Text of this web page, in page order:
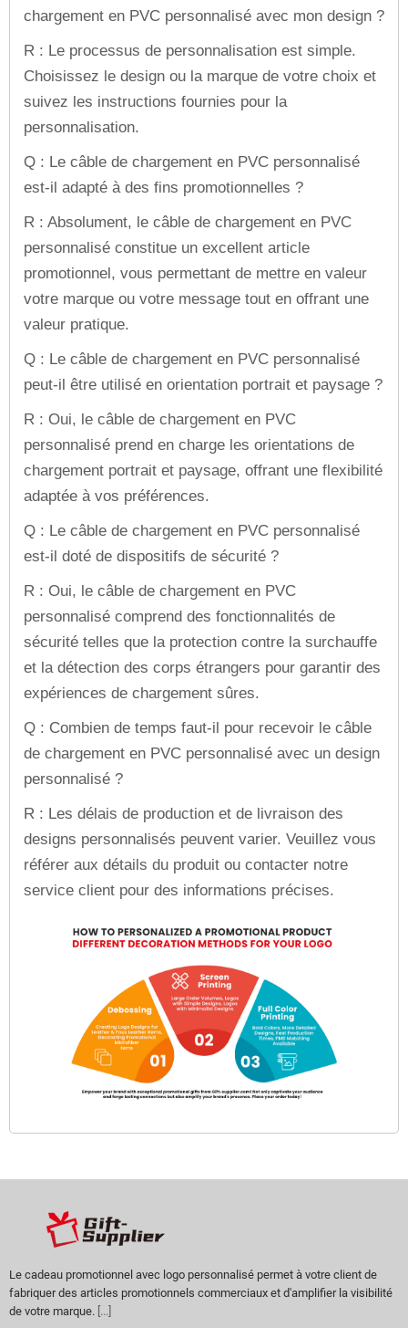
chargement en PVC personnalisé avec mon design ?
R : Le processus de personnalisation est simple.
Choisissez le design ou la marque de votre choix et
suivez les instructions fournies pour la
personnalisation.
Q : Le câble de chargement en PVC personnalisé
est-il adapté à des fins promotionnelles ?
R : Absolument, le câble de chargement en PVC
personnalisé constitue un excellent article
promotionnel, vous permettant de mettre en valeur
votre marque ou votre message tout en offrant une
valeur pratique.
Q : Le câble de chargement en PVC personnalisé
peut-il être utilisé en orientation portrait et paysage ?
R : Oui, le câble de chargement en PVC
personnalisé prend en charge les orientations de
chargement portrait et paysage, offrant une flexibilité
adaptée à vos préférences.
Q : Le câble de chargement en PVC personnalisé
est-il doté de dispositifs de sécurité ?
R : Oui, le câble de chargement en PVC
personnalisé comprend des fonctionnalités de
sécurité telles que la protection contre la surchauffe
et la détection des corps étrangers pour garantir des
expériences de chargement sûres.
Q : Combien de temps faut-il pour recevoir le câble
de chargement en PVC personnalisé avec un design
personnalisé ?
R : Les délais de production et de livraison des
designs personnalisés peuvent varier. Veuillez vous
référer aux détails du produit ou contacter notre
service client pour des informations précises.
Le cadeau promotionnel avec logo personnalisé permet à votre client de
fabriquer des articles promotionnels commerciaux et d'amplifier la visibilité
de votre marque. [...]